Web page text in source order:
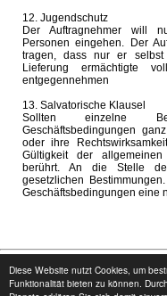
Diese Website nutzt Cookies, um
Funktionalität bieten zu können.
12. Jugendschutz
Der Auftragnehmer will
Personen eingehen. Der
tragen, dass nur er
Lieferung ermächtigte
entgegennehmen
13. Salvatorische Klausel
Sollten einzelne
Geschäftsbedingungen
oder ihre
Gültigkeit der
berührt. An die Stelle
gesetzlichen
Geschäftsbedingungen eine
Copyright © 2008 - 2026